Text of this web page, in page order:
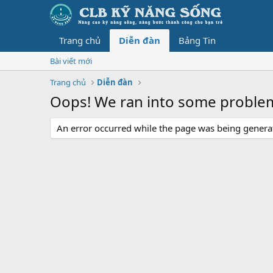
Trang chủ Diễn đàn Bảng Tin
Bài viết mới
Trang chủ
Diễn đàn
Oops! We ran into some
An error occurred while the page was being